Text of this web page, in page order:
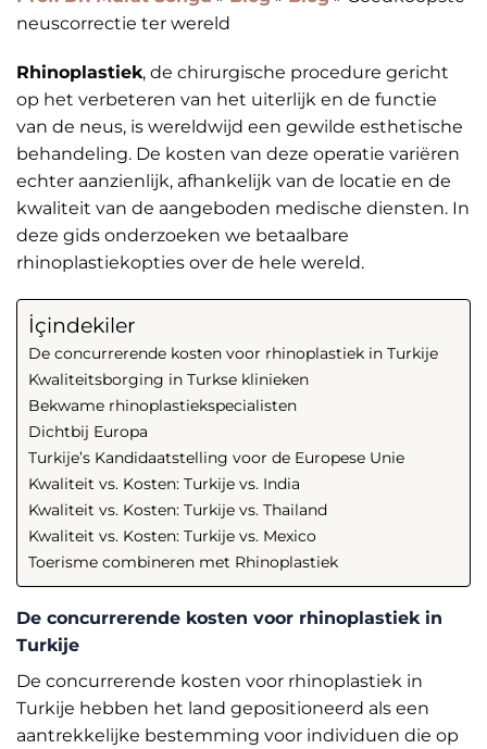
neuscorrectie ter wereld
Rhinoplastiek, de chirurgische procedure gericht
op het verbeteren van het uiterlijk en de functie
van de neus, is wereldwijd een gewilde esthetische
behandeling. De kosten van deze operatie variëren
echter aanzienlijk, afhankelijk van de locatie en de
kwaliteit van de aangeboden medische diensten. In
deze gids onderzoeken we betaalbare
rhinoplastiekopties over de hele wereld.
İçindekiler
De concurrerende kosten voor rhinoplastiek in Turkije
Kwaliteitsborging in Turkse klinieken
Bekwame rhinoplastiekspecialisten
Dichtbij Europa
Turkije’s Kandidaatstelling voor de Europese Unie
Kwaliteit vs. Kosten: Turkije vs. India
Kwaliteit vs. Kosten: Turkije vs. Thailand
Kwaliteit vs. Kosten: Turkije vs. Mexico
Toerisme combineren met Rhinoplastiek
De concurrerende kosten voor rhinoplastiek in
Turkije
De concurrerende kosten voor rhinoplastiek in
Turkije hebben het land gepositioneerd als een
aantrekkelijke bestemming voor individuen die op